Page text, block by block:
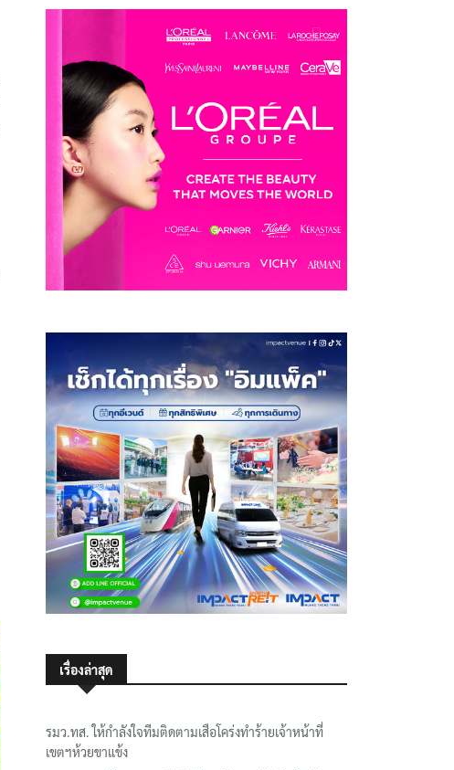
เรื่องล่าสุด
รมว.ทส. ให้กำลังใจทีมติดตามเสือโคร่งทำร้ายเจ้าหน้าที่
เขตฯห้วยขาแข้ง